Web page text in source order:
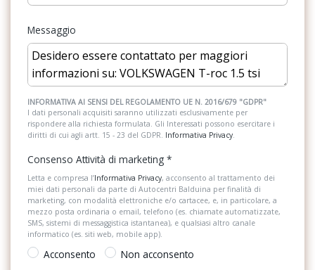
Kit emergenza
Kit riparazione pneumatici / tirefit
Luci diurne
Pacchetto sicurezza
Personalizzazioni Linea e Stile
Poggiatesta anteriori regolabili
Pomello del cambio in pelle
Predisposizioni
Radio DAB
Emergency call
Fari alogeni per abbaglianti e anabbaglianti
Fatigue detection
Fendinebbia
Freni a disco anteriori e posteriori
Freno di stazionamento elettronico auto hold
Front assist
Funzione coming home e leaving home
Funzione eco
Messaggio
INFORMATIVA AI SENSI DEL REGOLAMENTO UE N. 2016/679 "GDPR"
I dati personali acquisiti saranno utilizzati esclusivamente per
rispondere alla richiesta formulata. Gli Interessati possono esercitare i
diritti di cui agli artt. 15 - 23 del GDPR. Informativa Privacy
Consenso Attività di marketing *
Letta e compresa l’Informativa Privacy, acconsento al trattamento dei
miei dati personali da parte di Autocentri Balduina per finalità di
marketing, con modalità elettroniche e/o cartacee, e, in particolare, a
mezzo posta ordinaria o email, telefono (es. chiamate automatizzate,
SMS, sistemi di messaggistica istantanea), e qualsiasi altro canale
informatico (es. siti web, mobile app).
Acconsento
Non acconsento